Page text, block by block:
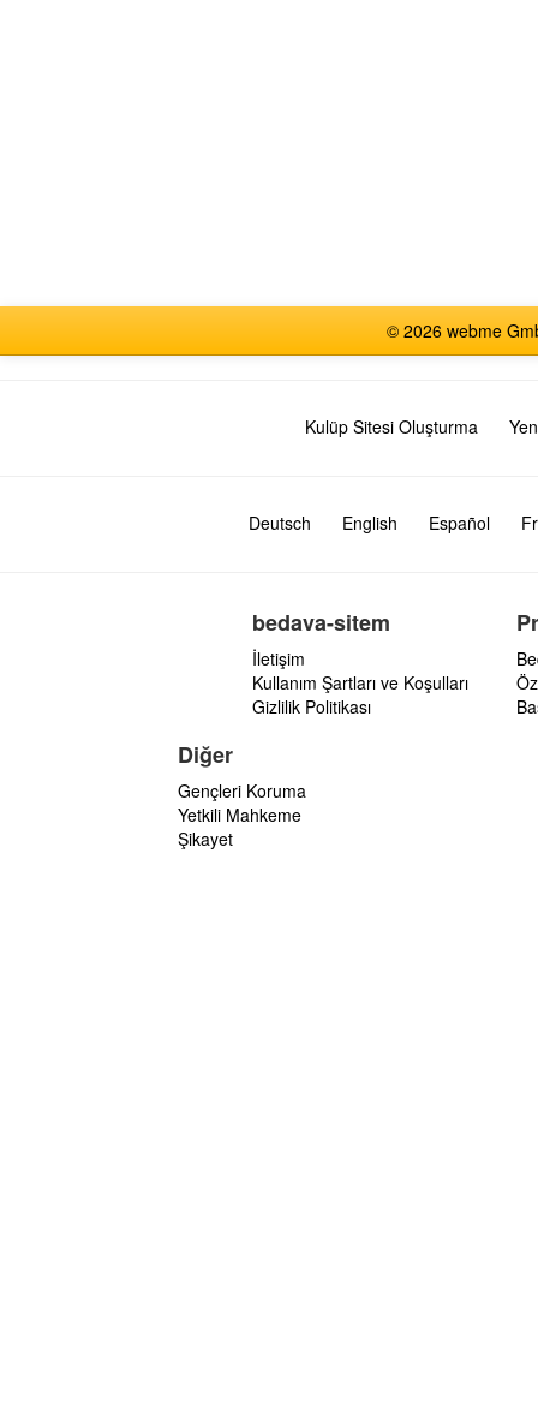
© 2026 webme
Kulüp Sitesi Oluşturma
Deutsch English Español
bedava-sitem
İletişim
Kullanım Şartları ve Koşulları
Gizlilik Politikası
Diğer
Gençleri Koruma
Yetkili Mahkeme
Şikayet